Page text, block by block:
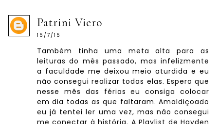
Patrini Viero
15/7/15
Também tinha uma meta alta para as
leituras do mês passado, mas infelizmente
a faculdade me deixou meio aturdida e eu
não consegui realizar todas elas. Espero que
nesse mês das férias eu consiga colocar
em dia todas as que faltaram. Amaldiçoado
eu já tentei ler uma vez, mas não consegui
me conectar à história. A Playlist de Hayden